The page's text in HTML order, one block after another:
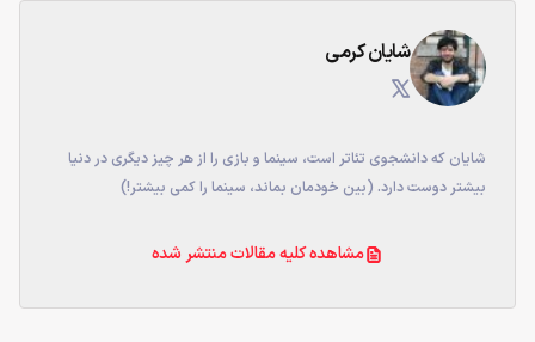
شایان کرمی
شایان که دانشجوی تئاتر است، سینما و بازی را از هر چیز دیگری در دنیا
بیشتر دوست دارد. (بین خودمان بماند، سینما را کمی بیشتر!)
مشاهده کلیه مقالات منتشر شده